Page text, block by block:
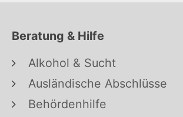
Beratung & Hilfe
Alkohol & Sucht
Ausländische Abschlüsse
Behördenhilfe